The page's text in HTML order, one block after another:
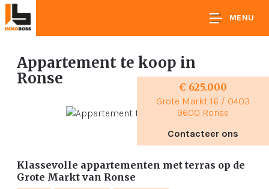
MENU
Appartement te koop in
Ronse
€ 625.000
Grote Markt 16 / 0403
9600 Ronse
Contacteer ons
Klassevolle appartementen met terras op de
Grote Markt van Ronse